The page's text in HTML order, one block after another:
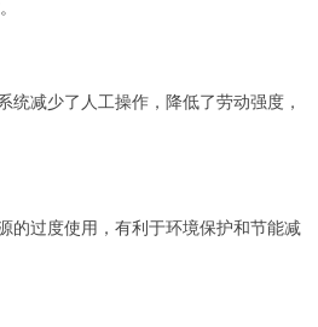
统减少了人工操作，降低了劳动强度，
的过度使用，有利于环境保护和节能减